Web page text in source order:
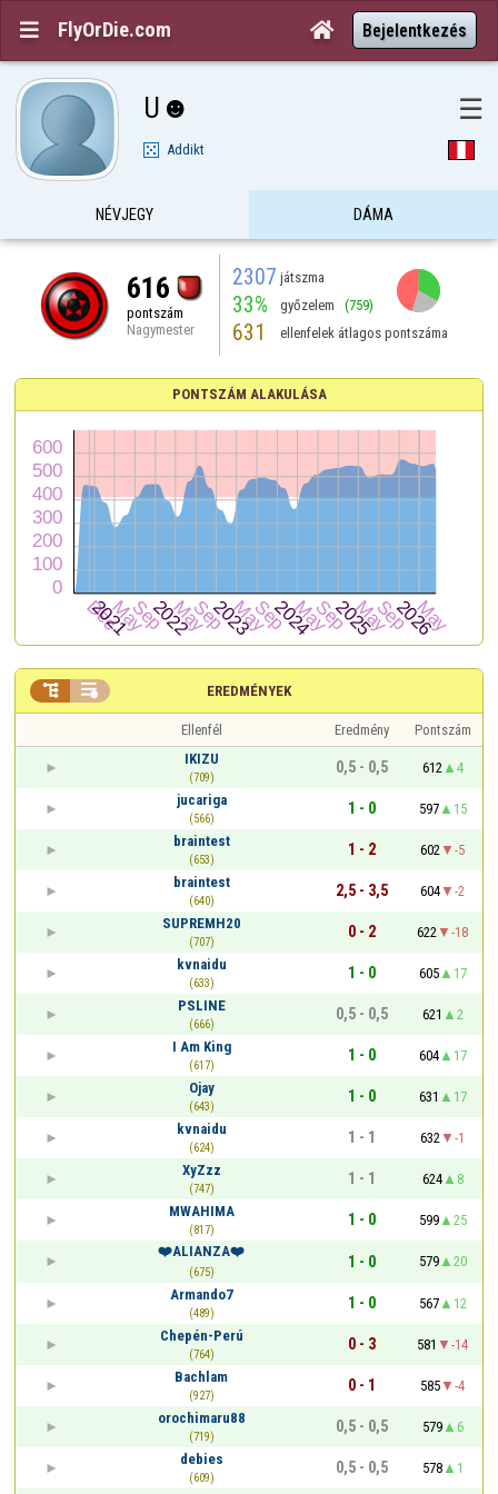
 FlyOrDie.com  Bejelentkezés
U☻ ☰
Addikt
NÉVJEGY DÁMA
616
pontszám
Nagymester
2307 játszma
33% győzelem (759)
631 ellenfelek átlagos pontszáma
PONTSZÁM ALAKULÁSA
EREDMÉNYEK
 
Ellenfél Eredmény
Pontszám
IKIZU
(709)
0,5 - 0,5 612
4
jucariga
(566)
1 - 0 597
15
braintest
(653)
1 - 2 602
-5
braintest
(640)
2,5 - 3,5 604
-2
SUPREMH20
(707)
0 - 2 622
-18
kvnaidu
(633)
1 - 0 605
17
PSLINE
(666)
0,5 - 0,5 621
2
I Am King
(617)
1 - 0 604
17
Ojay
(643)
1 - 0 631
17
kvnaidu
(624)
1 - 1 632
-1
XyZzz
(747)
1 - 1 624
8
MWAHIMA
(817)
1 - 0 599
25
❤️ALIANZA❤️
(675)
1 - 0 579
20
Armando7
(489)
1 - 0 567
12
Chepén-Perú
(764)
0 - 3 581
-14
Bachlam
(927)
0 - 1 585
-4
orochimaru88
(719)
0,5 - 0,5 579
6
debies
(609)
0,5 - 0,5 578
1